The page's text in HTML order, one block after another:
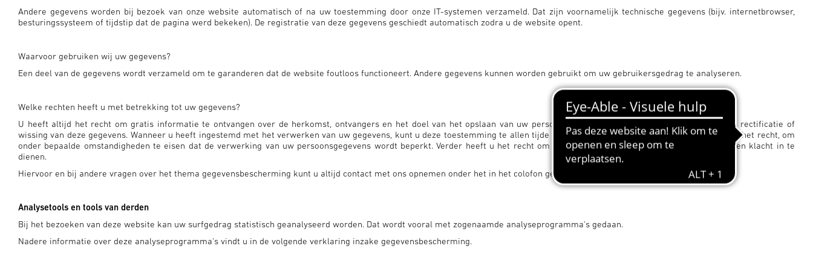
Andere gegevens worden bij bezoek van onze website automatisch of na uw toestemming door onze IT-systemen verzameld. Dat zijn voornamelijk technische gegevens (bijv. internetbrowser,
besturingssysteem of tijdstip dat de pagina werd bekeken). De registratie van deze gegevens geschiedt automatisch zodra u de website opent.
Waarvoor gebruiken wij uw gegevens?
Een deel van de gegevens wordt verzameld om te garanderen dat de website foutloos functioneert. Andere gegevens kunnen worden gebruikt om uw gebruikersgedrag te analyseren.
Welke rechten heeft u met betrekking tot uw gegevens?
U heeft altijd het recht om gratis informatie te ontvangen over de herkomst, ontvangers en het doel van het opslaan van uw persoonsgegevens. U heeft bovendien het recht op rectificatie of
wissing van deze gegevens. Wanneer u heeft ingestemd met het verwerken van uw gegevens, kunt u deze toestemming te allen tijde voor de toekomst intrekken. Bovendien heeft u het recht, om
onder bepaalde omstandigheden te eisen dat de verwerking van uw persoonsgegevens wordt beperkt. Verder heeft u het recht om bij de bevoegde toezichthoudende instantie een klacht in te
dienen.
Hiervoor en bij andere vragen over het thema gegevensbescherming kunt u altijd contact met ons opnemen onder het in het colofon genoemde adres.
Analysetools en tools van derden
Bij het bezoeken van deze website kan uw surfgedrag statistisch geanalyseerd worden. Dat wordt vooral met zogenaamde analyseprogramma's gedaan.
Nadere informatie over deze analyseprogramma's vindt u in de volgende verklaring inzake gegevensbescherming.